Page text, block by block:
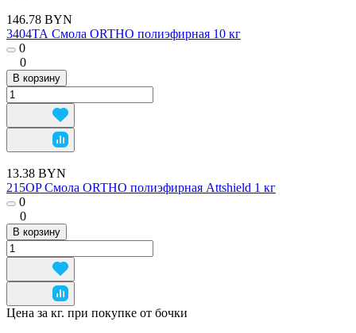
146.78 BYN
3404ТА Смола ORTHO полиэфирная 10 кг
0
0
В корзину
13.38 BYN
215OP Смола ORTHO полиэфирная Attshield 1 кг
0
0
В корзину
Цена за кг. при покупке от бочки